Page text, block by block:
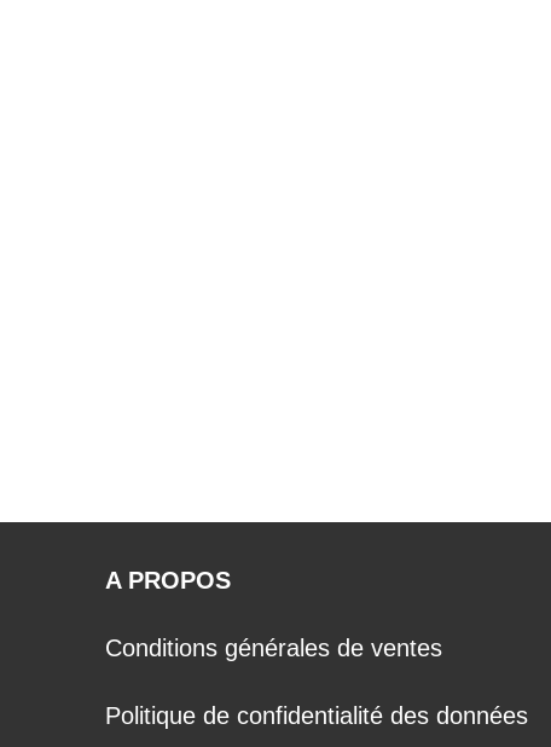
A PROPOS
Conditions générales de ventes
Politique de confidentialité des données